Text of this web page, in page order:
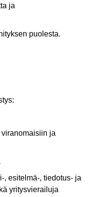
ja
puolesta.
ja
, esitelmä-, tiedotus- ja
yritysvierailuja